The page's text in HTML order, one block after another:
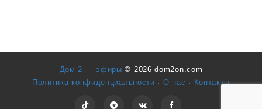
Дом 2 — эфиры© 2026 dom2on.com
Политика конфиденциальности · О нас · Контакты